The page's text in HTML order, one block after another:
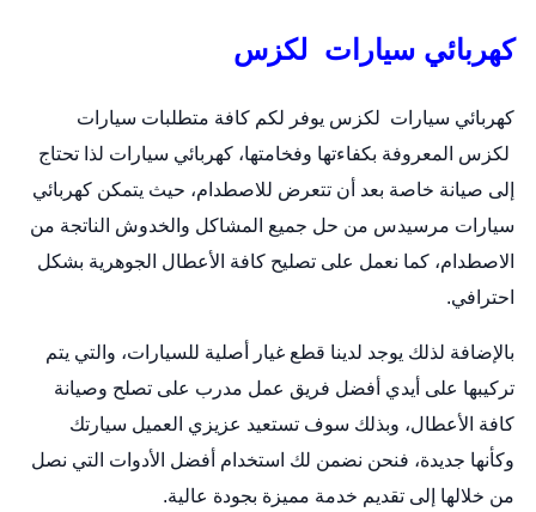
كهربائي سيارات لكزس
كهربائي سيارات لكزس يوفر لكم كافة متطلبات سيارات
لكزس المعروفة بكفاءتها وفخامتها، كهربائي سيارات لذا تحتاج
إلى صيانة خاصة بعد أن تتعرض للاصطدام، حيث يتمكن كهربائي
سيارات مرسيدس من حل جميع المشاكل والخدوش الناتجة من
الاصطدام، كما نعمل على تصليح كافة الأعطال الجوهرية بشكل
احترافي.
بالإضافة لذلك يوجد لدينا قطع غيار أصلية للسيارات، والتي يتم
تركيبها على أيدي أفضل فريق عمل مدرب على تصلح وصيانة
كافة الأعطال، وبذلك سوف تستعيد عزيزي العميل سيارتك
وكأنها جديدة، فنحن نضمن لك استخدام أفضل الأدوات التي نصل
من خلالها إلى تقديم خدمة مميزة بجودة عالية.